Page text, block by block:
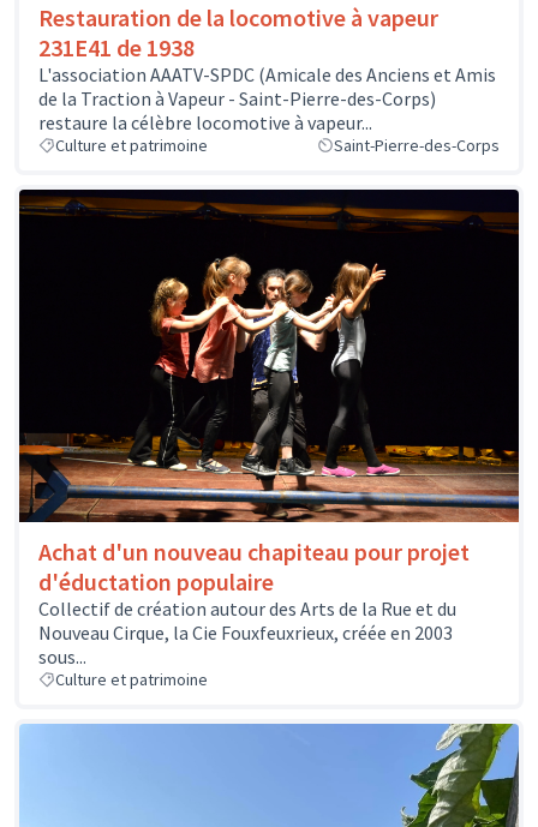
Restauration de la locomotive à vapeur
231E41 de 1938
L'association AAATV-SPDC (Amicale des Anciens et Amis
de la Traction à Vapeur - Saint-Pierre-des-Corps)
restaure la célèbre locomotive à vapeur...
Culture et patrimoine Saint-Pierre-des-Corps
Achat d'un nouveau chapiteau pour projet
d'éductation populaire
Collectif de création autour des Arts de la Rue et du
Nouveau Cirque, la Cie Fouxfeuxrieux, créée en 2003
sous...
Culture et patrimoine